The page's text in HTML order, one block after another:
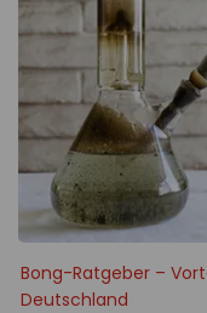
Bong-Ratgeber –
Deutschland